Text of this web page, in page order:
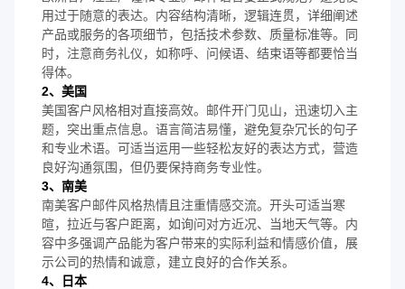
用过于随意的表达。内容结构清晰，逻辑连贯，详细阐述
产品或服务的各项细节，包括技术参数、质量标准等。同
时，注意商务礼仪，如称呼、问候语、结束语等都要恰当
得体。
2、美国
美国客户风格相对直接高效。邮件开门见山，迅速切入主
题，突出重点信息。语言简洁易懂，避免复杂冗长的句子
和专业术语。可适当运用一些轻松友好的表达方式，营造
良好沟通氛围，但仍要保持商务专业性。
3、南美
南美客户邮件风格热情且注重情感交流。开头可适当寒
暄，拉近与客户距离，如询问对方近况、当地天气等。内
容中多强调产品能为客户带来的实际利益和情感价值，展
示公司的热情和诚意，建立良好的合作关系。
4、日本